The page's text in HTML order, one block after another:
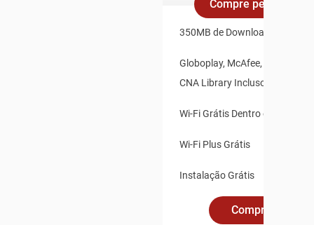
Compre pelo
350MB de Download e 35MB
Globoplay, McAfee, Claro
CNA Library Inclusos
Wi-Fi Grátis Dentro e Fora de
Wi-Fi Plus Grátis
Instalação Grátis
Compre Online